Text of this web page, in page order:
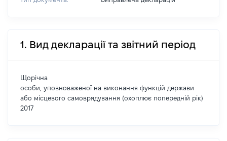
1. Вид декларації та звітний період
Щорічна
особи, уповноваженої на виконання функцій держави
або місцевого самоврядування (охоплює попередній рік)
2017